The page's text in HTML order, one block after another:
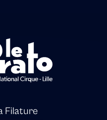
Filature